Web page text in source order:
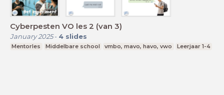
Cyberpesten VO les 2 (van 3)
January 2025- 4 slides
Mentorles Middelbare school vmbo, mavo, havo, vwo Leerjaar 1-4